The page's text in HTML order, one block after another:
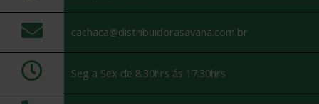
cachaca@distribuidorasavana.com.br
Seg a Sex de 8:30hrs ás 17:30hrs